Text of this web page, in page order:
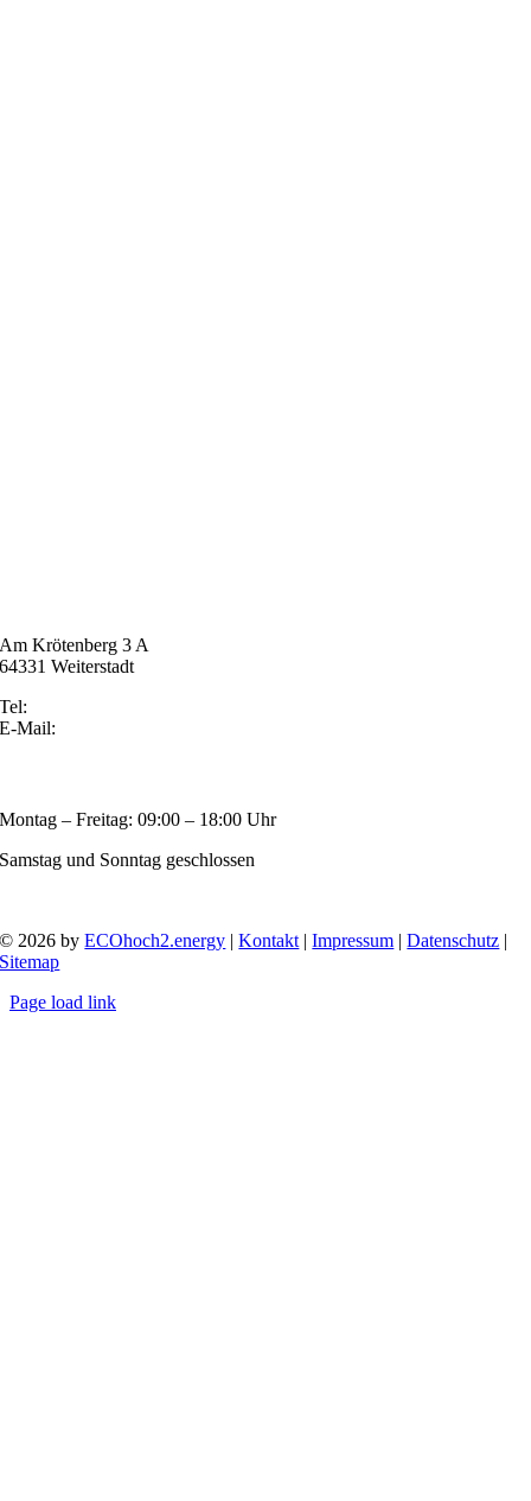
Am Krötenberg 3 A
64331 Weiterstadt
Tel:
E-Mail:
Montag – Freitag: 09:00 – 18:00 Uhr
Samstag und Sonntag geschlossen
© 2026 byECOhoch2.energy |Kontakt |Impressum |Datenschutz |
Sitemap
Page load link